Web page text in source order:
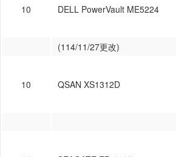
10 DELL PowerVault ME5224
(114/11/27更改)
10 QSAN XS1312D